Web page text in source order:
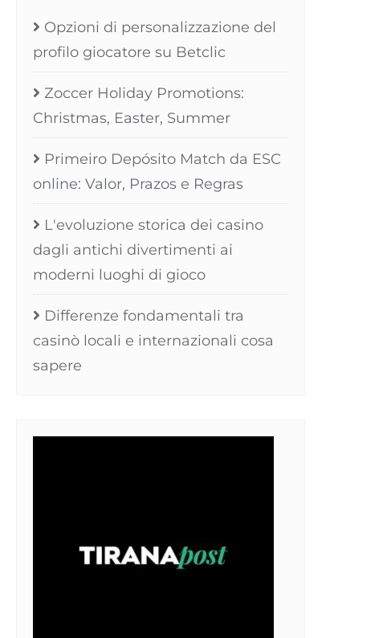
Opzioni di personalizzazione del
profilo giocatore su Betclic
Zoccer Holiday Promotions:
Christmas, Easter, Summer
Primeiro Depósito Match da ESC
online: Valor, Prazos e Regras
L'evoluzione storica dei casino
dagli antichi divertimenti ai
moderni luoghi di gioco
Differenze fondamentali tra
casinò locali e internazionali cosa
sapere